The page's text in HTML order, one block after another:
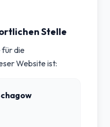
Stelle
die
Website ist: